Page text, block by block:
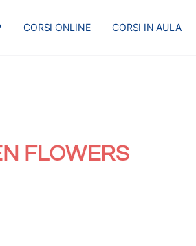
CORSI ONLINE CORSI IN AULA
FLOWERS